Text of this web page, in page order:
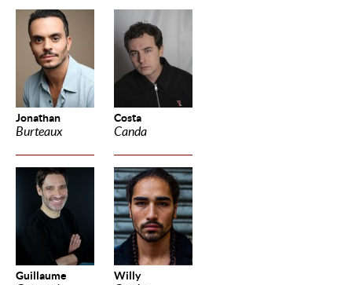
Jonathan
Burteaux
Costa
Canda
Guillaume Willy